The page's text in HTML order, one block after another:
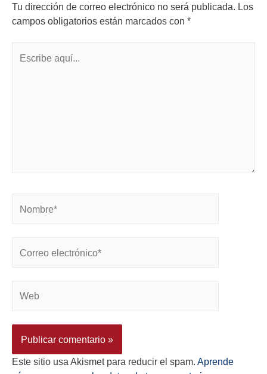
Tu dirección de correo electrónico no será publicada. Los
campos obligatorios están marcados con *
Este sitio usa Akismet para reducir el spam. Aprende